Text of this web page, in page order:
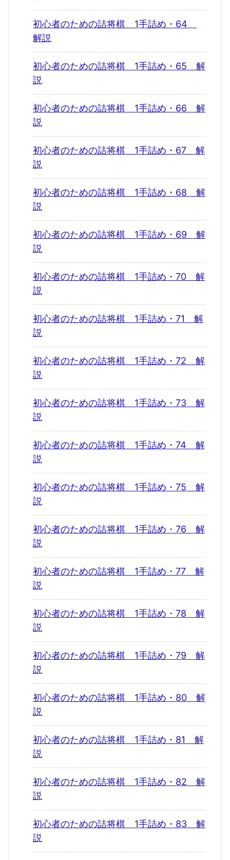
初心者のための詰将棋 1手詰め・64
解説
初心者のための詰将棋 1手詰め・65 解
説
初心者のための詰将棋 1手詰め・66 解
説
初心者のための詰将棋 1手詰め・67 解
説
初心者のための詰将棋 1手詰め・68 解
説
初心者のための詰将棋 1手詰め・69 解
説
初心者のための詰将棋 1手詰め・70 解
説
初心者のための詰将棋 1手詰め・71 解
説
初心者のための詰将棋 1手詰め・72 解
説
初心者のための詰将棋 1手詰め・73 解
説
初心者のための詰将棋 1手詰め・74 解
説
初心者のための詰将棋 1手詰め・75 解
説
初心者のための詰将棋 1手詰め・76 解
説
初心者のための詰将棋 1手詰め・77 解
説
初心者のための詰将棋 1手詰め・78 解
説
初心者のための詰将棋 1手詰め・79 解
説
初心者のための詰将棋 1手詰め・80 解
説
初心者のための詰将棋 1手詰め・81 解
説
初心者のための詰将棋 1手詰め・82 解
説
初心者のための詰将棋 1手詰め・83 解
説